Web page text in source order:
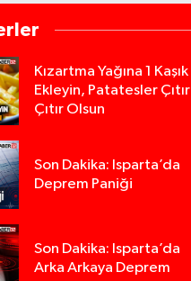
Kızartma Yağına 1 Kaşık
Ekleyin, Patatesler Çıtır
Çıtır Olsun
Son Dakika: Isparta’da
Deprem Paniği
Son Dakika: Isparta’da
Arka Arkaya Deprem